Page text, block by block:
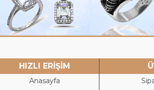
HIZLI ERİŞİM
Anasayfa